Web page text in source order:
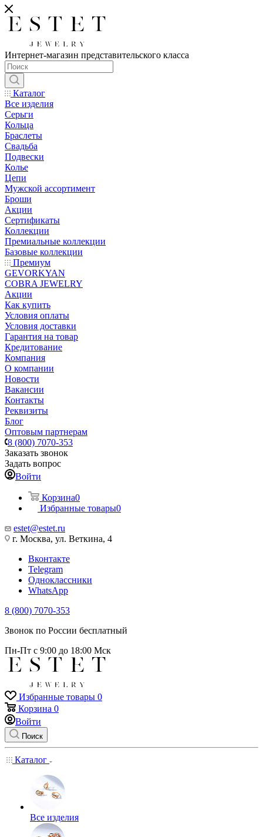
Интернет-магазин представительского класса
Каталог
Все изделия
Серьги
Кольца
Браслеты
Свадьба
Подвески
Колье
Цепи
Мужской ассортимент
Броши
Акции
Сертификаты
Коллекции
Премиальные коллекции
Базовые коллекции
Премиум
GEVORKYAN
COBRA JEWELRY
Акции
Как купить
Условия оплаты
Условия доставки
Гарантия на товар
Кредитование
Компания
О компании
Новости
Вакансии
Контакты
Реквизиты
Блог
Оптовым партнерам
8 (800) 7070-353
Заказать звонок
Задать вопрос
Войти
Корзина0
Избранные товары0
estet@estet.ru
г. Москва, ул. Веткина, 4
Вконтакте
Telegram
Одноклассники
WhatsApp
8 (800) 7070-353
Звонок по России бесплатный
Пн-Пт с 9:00 до 18:00 Мск
Избранные товары 0
Корзина 0
Войти
Поиск
Каталог
Все изделия